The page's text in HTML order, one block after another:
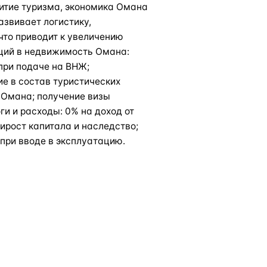
туризма, экономика Омана
логистику,
приводит к увеличению
в недвижимость Омана:
подаче на ВНЖ;
в состав туристических
получение визы
и расходы: 0% на доход от
капитала и наследство;
вводе в эксплуатацию.